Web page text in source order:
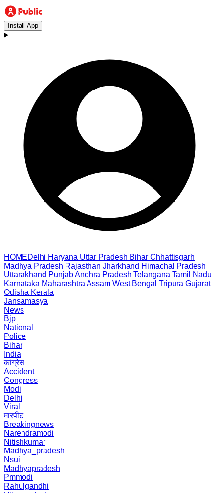
Install App
HOMEDelhi Haryana Uttar Pradesh Bihar Chhattisgarh
Madhya Pradesh Rajasthan Jharkhand Himachal Pradesh
Uttarakhand PunjabAndhra Pradesh Telangana Tamil Nadu
Karnataka Maharashtra Assam West Bengal Tripura Gujarat
Odisha Kerala
Jansamasya
News
Bjp
National
Police
Bihar
India
कांग्रेस
Accident
Congress
Modi
Delhi
Viral
मारपीट
Breakingnews
Narendramodi
Nitishkumar
Madhya_pradesh
Nsui
Madhyapradesh
Pmmodi
Rahulgandhi